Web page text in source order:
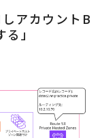
アカウントB
」